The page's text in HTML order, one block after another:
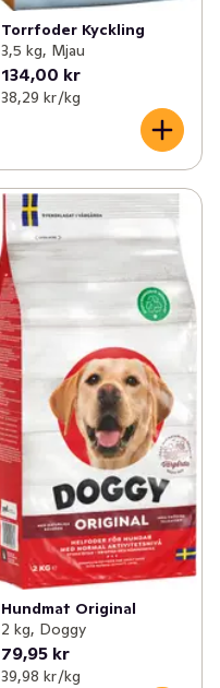
Torrfoder Kyckling
3,5 kg, Mjau
134,00 kr
38,29 kr /kg
Hundmat Original
2 kg, Doggy
79,95 kr
39,98 kr /kg